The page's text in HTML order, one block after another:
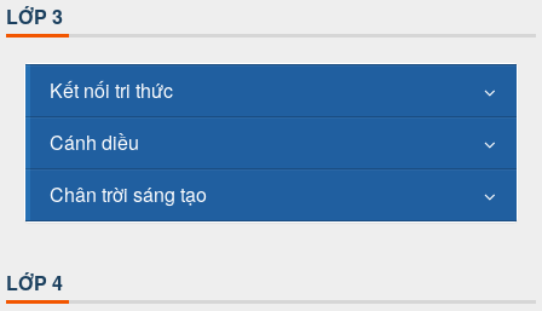
LỚP 3
Kết nối tri thức
Cánh diều
Chân trời sáng tạo
LỚP 4